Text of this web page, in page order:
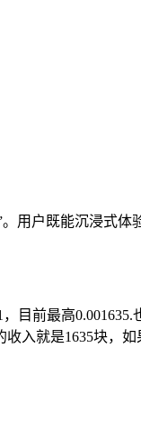
用户既能沉浸式
目前最高
入就是1635块，